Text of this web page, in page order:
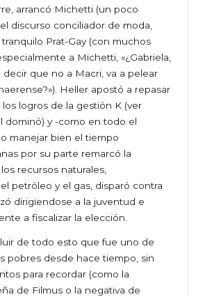
arrancó Michetti (un poco
discurso conciliador de moda,
Prat-Gay (con muchos
a Michetti, «¿Gabriela,
que no a Macri, va a pelear
Heller apostó a repasar
logros de la gestión K (ver
dominó) y -como en todo el
manejar bien el tiempo
por su parte remarcó la
recursos naturales,
petróleo y el gas, disparó contra
dirigiendose a la juventud e
a fiscalizar la elección.
de todo esto que fue uno de
pobres desde hace tiempo, sin
para recordar (como la
de Filmus o la negativa de